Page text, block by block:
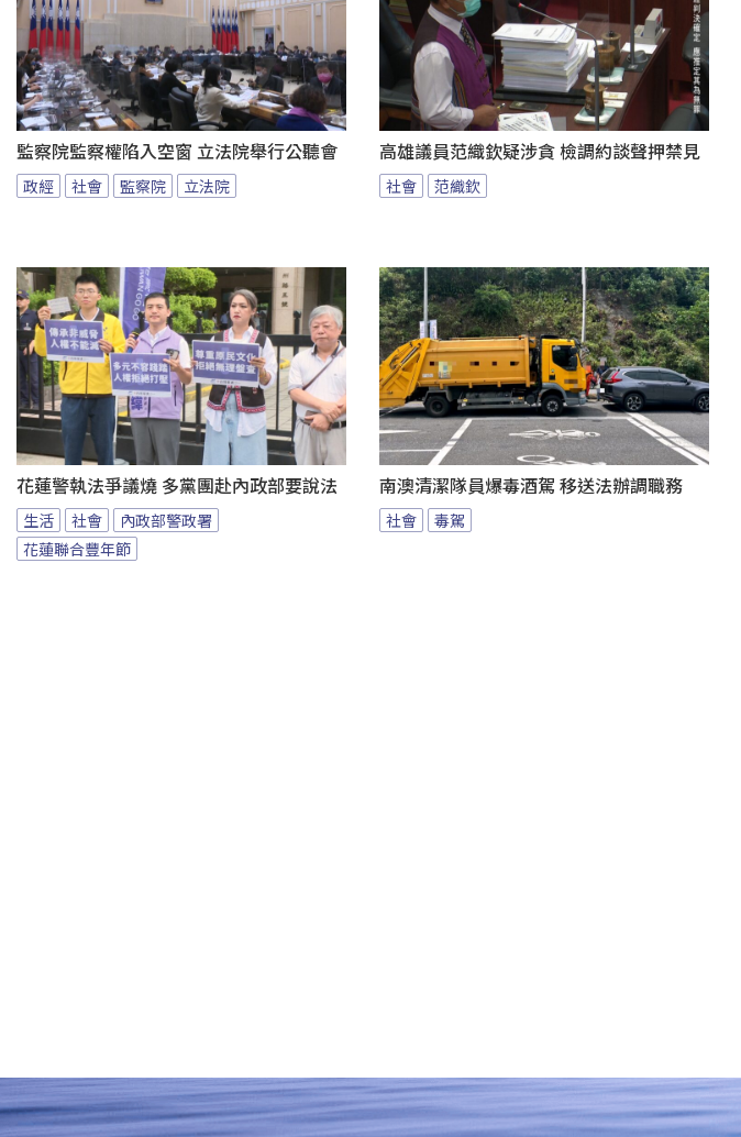
監察院監察權陷入空窗 立法院舉行公聽會
政經 社會 監察院 立法院
高雄議員范織欽疑涉貪 檢調約談聲押禁見
社會 范織欽
花蓮警執法爭議燒 多黨團赴內政部要說法
生活 社會
內政部警政署
花蓮聯合豐年節
南澳清潔隊員爆毒酒駕 移送法辦調職務
社會 毒駕